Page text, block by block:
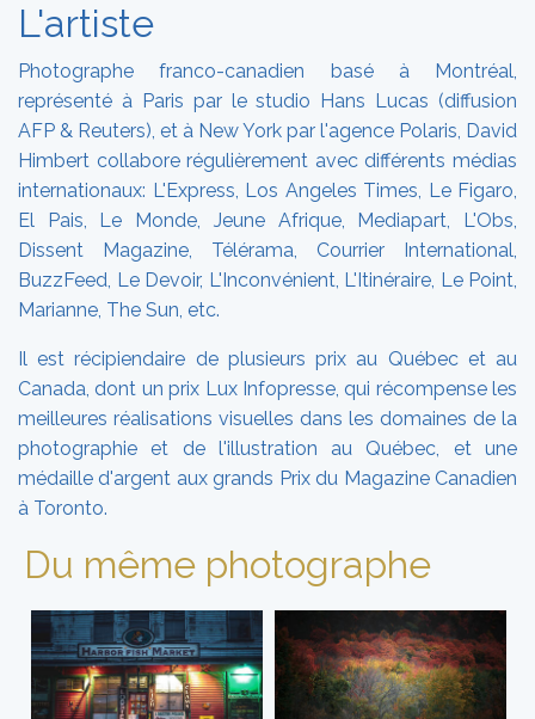
L'artiste
Photographe franco-canadien basé à Montréal,
représenté à Paris par le studio Hans Lucas (diffusion
AFP & Reuters), et à New York par l'agence Polaris, David
Himbert collabore régulièrement avec différents médias
internationaux: L'Express, Los Angeles Times, Le Figaro,
El Pais, Le Monde, Jeune Afrique, Mediapart, L'Obs,
Dissent Magazine, Télérama, Courrier International,
BuzzFeed, Le Devoir, L'Inconvénient, L'Itinéraire, Le Point,
Marianne, The Sun, etc.
Il est récipiendaire de plusieurs prix au Québec et au
Canada, dont un prix Lux Infopresse, qui récompense les
meilleures réalisations visuelles dans les domaines de la
photographie et de l'illustration au Québec, et une
médaille d'argent aux grands Prix du Magazine Canadien
à Toronto.
Du même photographe